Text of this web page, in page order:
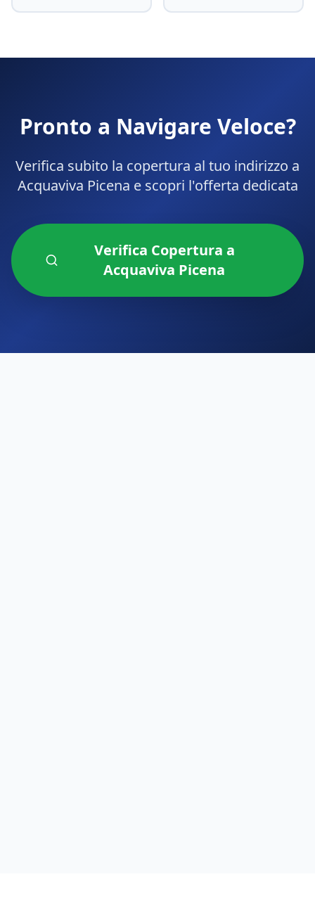
Pronto a Navigare Veloce?
Verifica subito la copertura al tuo indirizzo a
Acquaviva Picena e scopri l'offerta dedicata
Verifica Copertura a
Acquaviva Picena